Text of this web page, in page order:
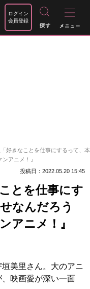
ログイン
会員登録
好きなことを仕事にするって、本
アニメ！』
投稿日：2022.05.20 15:45
とを仕事にす
なんだろう
アニメ！』
美里さん。大のアニ
映画愛が深い一面